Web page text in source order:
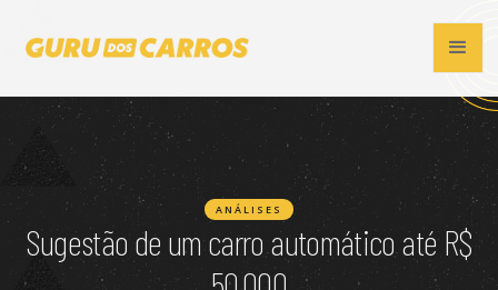
ANÁLISES
Sugestão de um carro automático até R$